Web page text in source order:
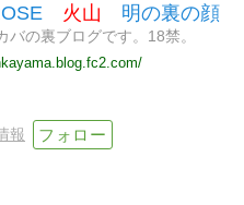
火山 明の裏の顔
バの裏ブログです。18禁。
報